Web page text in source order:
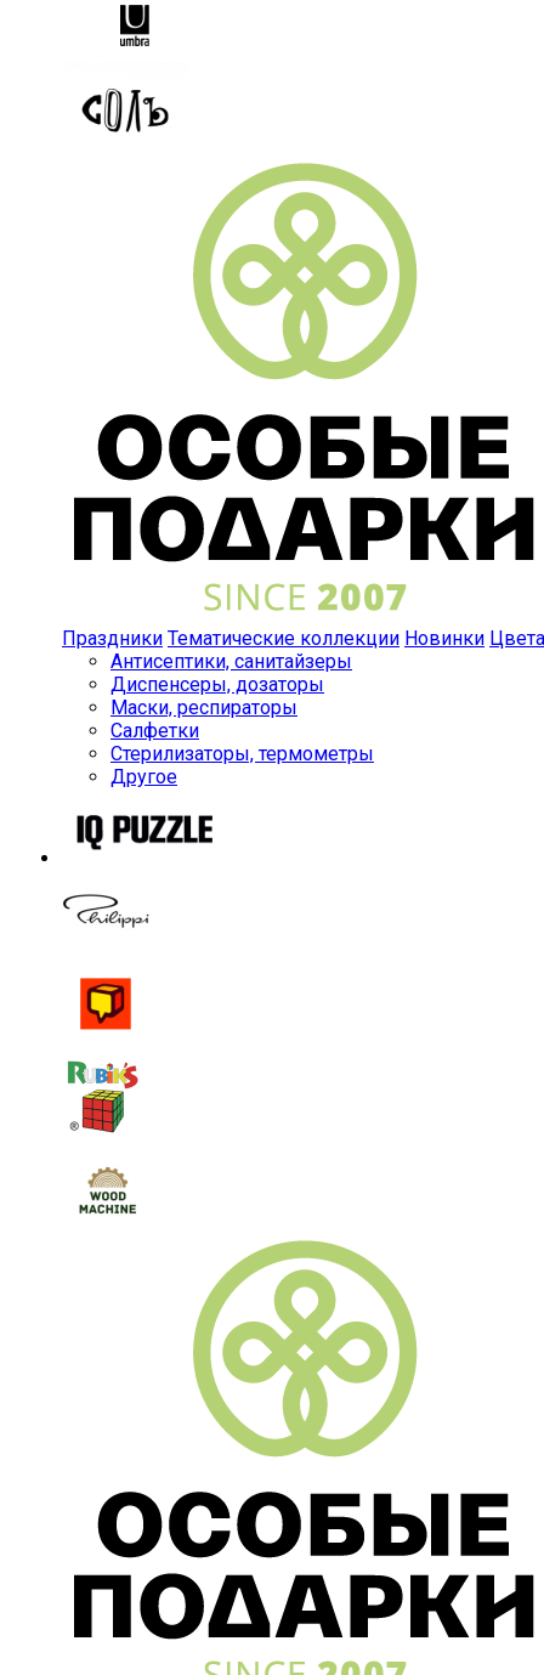
Праздники Тематические коллекции Новинки Цвета
Антисептики, санитайзеры
Диспенсеры, дозаторы
Маски, респираторы
Салфетки
Стерилизаторы, термометры
Другое